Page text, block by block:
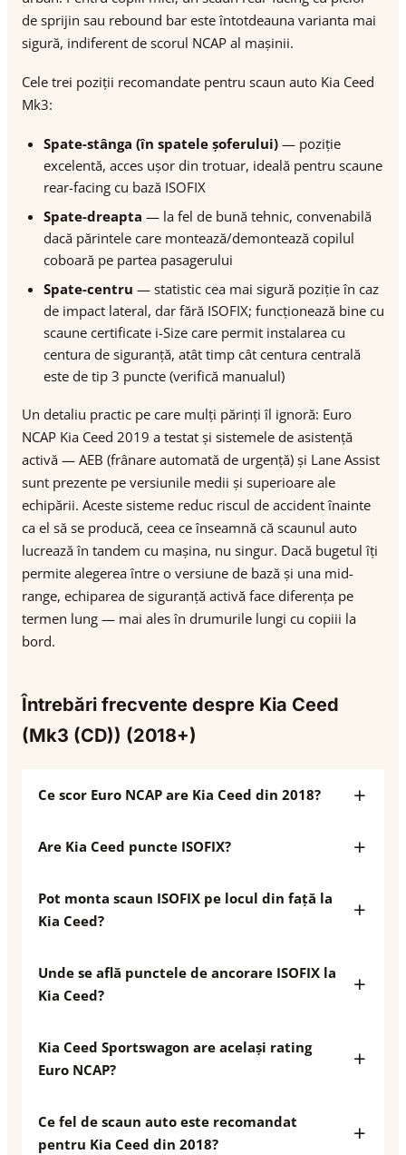
de sprijin sau rebound bar este întotdeauna varianta mai
sigură, indiferent de scorul NCAP al mașinii.
Cele trei poziții recomandate pentru scaun auto Kia Ceed
Mk3:
Spate-stânga (în spatele șoferului) — poziție
excelentă, acces ușor din trotuar, ideală pentru scaune
rear-facing cu bază ISOFIX
Spate-dreapta — la fel de bună tehnic, convenabilă
dacă părintele care montează/demontează copilul
coboară pe partea pasagerului
Spate-centru — statistic cea mai sigură poziție în caz
de impact lateral, dar fără ISOFIX; funcționează bine cu
scaune certificate i-Size care permit instalarea cu
centura de siguranță, atât timp cât centura centrală
este de tip 3 puncte (verifică manualul)
Un detaliu practic pe care mulți părinți îl ignoră: Euro
NCAP Kia Ceed 2019 a testat și sistemele de asistență
activă — AEB (frânare automată de urgență) și Lane Assist
sunt prezente pe versiunile medii și superioare ale
echipării. Aceste sisteme reduc riscul de accident înainte
ca el să se producă, ceea ce înseamnă că scaunul auto
lucrează în tandem cu mașina, nu singur. Dacă bugetul îți
permite alegerea între o versiune de bază și una mid-
range, echiparea de siguranță activă face diferența pe
termen lung — mai ales în drumurile lungi cu copiii la
bord.
Întrebări frecvente despre Kia Ceed
(Mk3 (CD)) (2018+)
Ce scor Euro NCAP are Kia Ceed din 2018?
Are Kia Ceed puncte ISOFIX?
Pot monta scaun ISOFIX pe locul din față la
Kia Ceed?
Unde se află punctele de ancorare ISOFIX la
Kia Ceed?
Kia Ceed Sportswagon are același rating
Euro NCAP?
Ce fel de scaun auto este recomandat
pentru Kia Ceed din 2018?